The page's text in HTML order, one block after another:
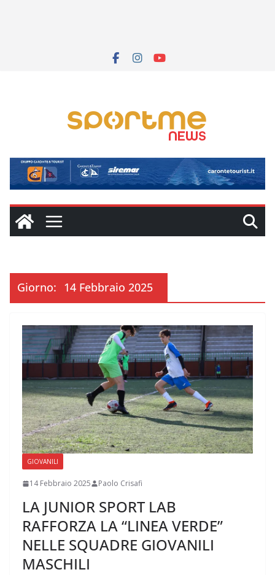
Giorno: 14 Febbraio 2025
GIOVANILI
14 Febbraio 2025 Paolo Crisafi
LA JUNIOR SPORT LAB
RAFFORZA LA “LINEA VERDE”
NELLE SQUADRE GIOVANILI
MASCHILI